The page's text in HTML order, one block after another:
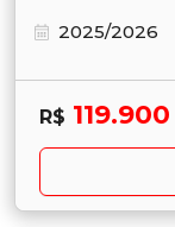
2025/2026
R$ 119.900